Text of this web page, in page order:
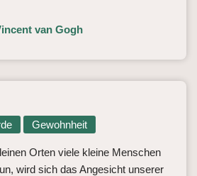
van Gogh
Gewohnheit
Orten viele kleine Menschen
wird sich das Angesicht unserer